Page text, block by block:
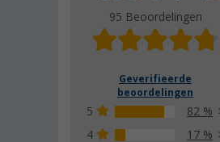
95 Beoordelingen
Geverifieerde
beoordelingen
5
82 %
4
17 %